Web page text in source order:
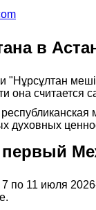
в
"Нұрсұлтан
она считается
духовных
первый
по 11 июля